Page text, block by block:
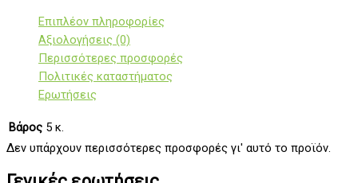
Επιπλέον πληροφορίες
Αξιολογήσεις (0)
Περισσότερες προσφορές
Πολιτικές καταστήματος
Ερωτήσεις
Βάρος 5 κ.
Δεν υπάρχουν περισσότερες προσφορές γι' αυτό το προϊόν.